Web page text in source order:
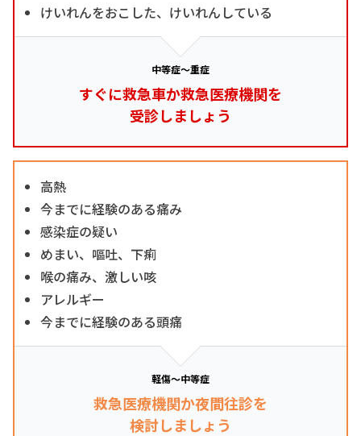
けいれんをおこした、けいれんしている
中等症～重症
すぐに救急車か救急医療機関を
受診しましょう
高熱
今までに経験のある痛み
感染症の疑い
めまい、嘔吐、下痢
喉の痛み、激しい咳
アレルギー
今までに経験のある頭痛
軽傷～中等症
救急医療機関か夜間往診を
検討しましょう